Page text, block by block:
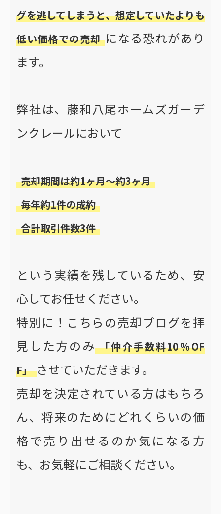
グを逃してしまうと、想定していたよりも
低い価格での売却 になる恐れがあり
ます。
弊社は、藤和八尾ホームズガーデ
ンクレールにおいて
売却期間は約1ヶ月〜約3ヶ月
毎年約1件の成約
合計取引件数3件
という実績を残しているため、安
心してお任せください。
特別に！こちらの売却ブログを拝
見した方のみ 「仲介手数料10％OF
F」 させていただきます。
売却を決定されている方はもちろ
ん、将来のためにどれくらいの価
格で売り出せるのか気になる方
も、お気軽にご相談ください。